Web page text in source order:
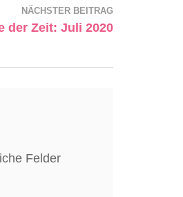
NÄCHSTER BEITRAG
der Zeit: Juli 2020
Felder